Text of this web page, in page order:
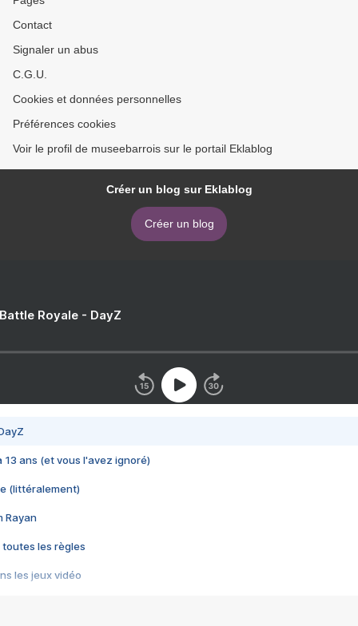
Contact
Signaler un abus
C.G.U.
Cookies et données personnelles
Préférences cookies
Voir le profil de museebarrois sur le portail Eklablog
Créer un blog sur Eklablog
Créer un blog
Royale - DayZ
13 ans (et vous l'avez ignoré)
(littéralement)
Rayan
toutes les règles
les jeux vidéo